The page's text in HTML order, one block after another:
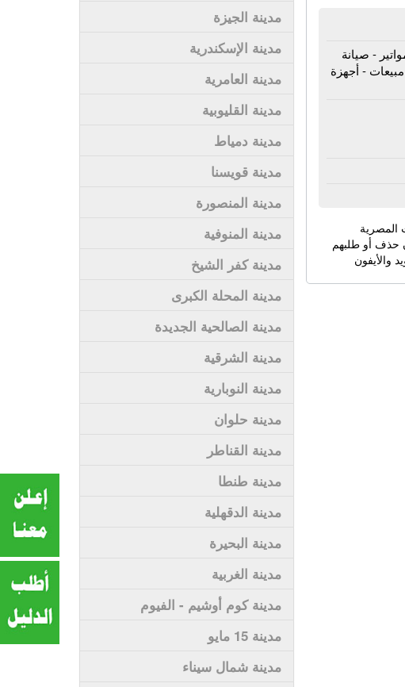
- صيانة
- أجهزة
المصرية
حذف أو طلبهم
والأيفون
مدينة الجيزة
مدينة الإسكندرية
مدينة العامرية
مدينة القليوبية
مدينة دمياط
مدينة قويسنا
مدينة المنصورة
مدينة المنوفية
مدينة كفر الشيخ
مدينة المحلة الكبرى
مدينة الصالحية الجديدة
مدينة الشرقية
مدينة النوبارية
مدينة حلوان
مدينة القناطر
مدينة طنطا
مدينة الدقهلية
مدينة البحيرة
مدينة الغربية
مدينة كوم أوشيم - الفيوم
مدينة 15 مايو
مدينة شمال سيناء